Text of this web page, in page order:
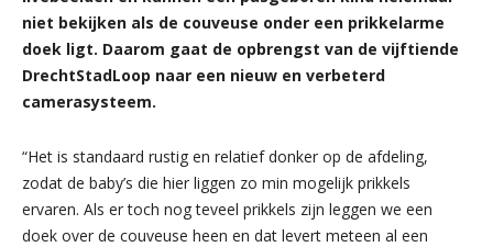
niet bekijken als de couveuse onder een prikkelarme
doek ligt. Daarom gaat de opbrengst van de vijftiende
DrechtStadLoop naar een nieuw en verbeterd
camerasysteem.
“Het is standaard rustig en relatief donker op de afdeling,
zodat de baby’s die hier liggen zo min mogelijk prikkels
ervaren. Als er toch nog teveel prikkels zijn leggen we een
doek over de couveuse heen en dat levert meteen al een